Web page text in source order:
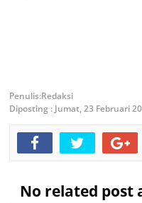
Redaksi
Diposting : Jumat, 23 Februari
No related post